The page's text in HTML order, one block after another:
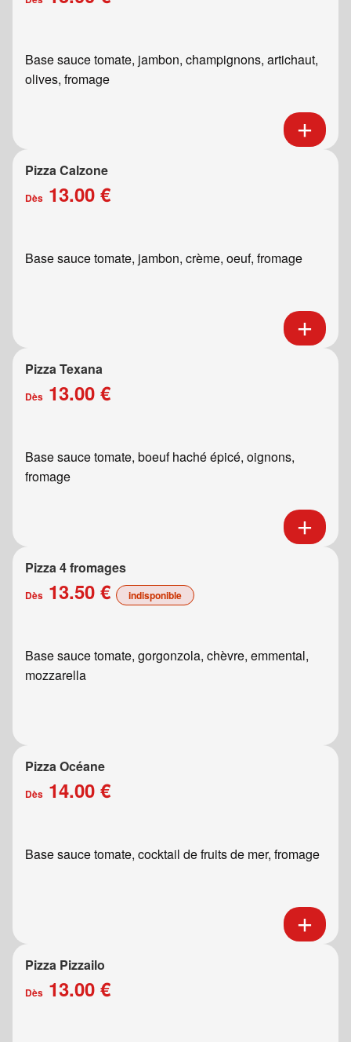
Base sauce tomate, jambon, champignons, artichaut,
olives, fromage
Pizza Calzone
Dès 13.00 €
Base sauce tomate, jambon, crème, oeuf, fromage
Pizza Texana
Dès 13.00 €
Base sauce tomate, boeuf haché épicé, oignons,
fromage
Pizza 4 fromages
Dès 13.50 € indisponible
Base sauce tomate, gorgonzola, chèvre, emmental,
mozzarella
Pizza Océane
Dès 14.00 €
Base sauce tomate, cocktail de fruits de mer, fromage
Pizza Pizzailo
Dès 13.00 €